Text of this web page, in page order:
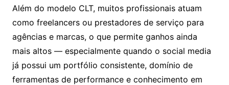
Além do modelo CLT, muitos profissionais atuam
como freelancers ou prestadores de serviço para
agências e marcas, o que permite ganhos ainda
mais altos — especialmente quando o social media
já possui um portfólio consistente, domínio de
ferramentas de performance e conhecimento em